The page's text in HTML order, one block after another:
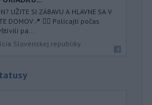
UŽITE SI ZÁBAVU A HLAVNE SA V
DOMOV📍 👮‍♂️ Policajti počas
pa...
Slovenskej republiky